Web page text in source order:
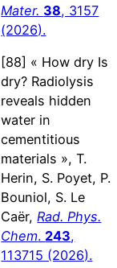
Mater. 38, 3157
(2026).
[88] « How dry Is
dry? Radiolysis
reveals hidden
water in
cementitious
materials », T.
Herin, S. Poyet, P.
Bouniol, S. Le
Caër, Rad. Phys.
Chem. 243,
113715 (2026).